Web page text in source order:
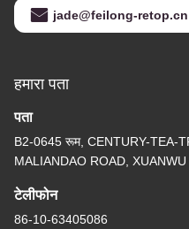
jade@feilong-retop.cn
हमारा पता
पता
B2-0645 रूम, CENTURY-TEA-
MALIANDAO ROAD,
टेलीफोन
86-10-63405086